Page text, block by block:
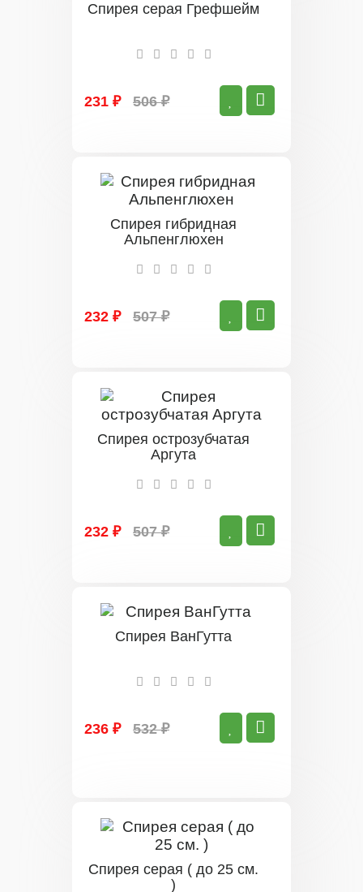
Спирея серая Грефшейм
231 ₽ 506 ₽
Спирея гибридная
Альпенглюхен
232 ₽ 507 ₽
Спирея острозубчатая
Аргута
232 ₽ 507 ₽
Спирея ВанГутта
236 ₽ 532 ₽
Спирея серая ( до 25 см.
)